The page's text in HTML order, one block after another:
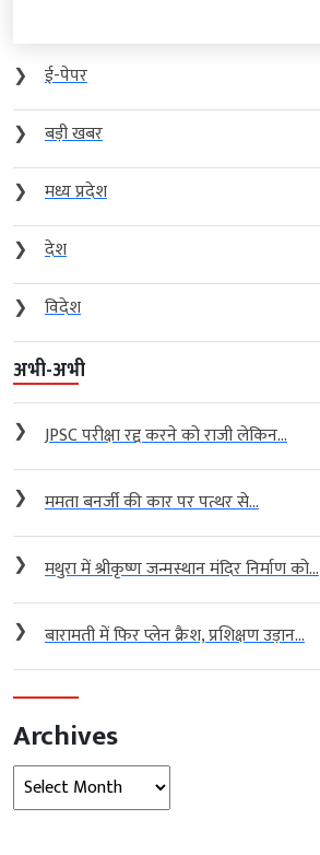
❯
ई-पेपर
❯
बड़ी खबर
❯
मध्य प्रदेश
❯
देश
❯
विदेश
अभी-अभी
❯ JPSC परीक्षा रद्द करने को राजी लेकिन...
❯ ममता बनर्जी की कार पर पत्थर से...
❯ मथुरा में श्रीकृष्ण जन्मस्थान मंदिर निर्माण को...
❯ बारामती में फिर प्लेन क्रैश, प्रशिक्षण उड़ान...
Archives
Archives